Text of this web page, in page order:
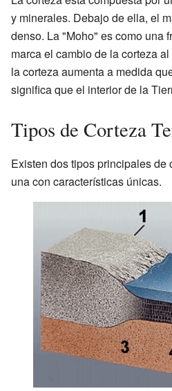
y minerales. Debajo de ella, el
denso. La "Moho" es como una
marca el cambio de la corteza
la corteza aumenta a medida
significa que el interior de la
Tipos de Corteza
Existen dos tipos principales de
una con características únicas.